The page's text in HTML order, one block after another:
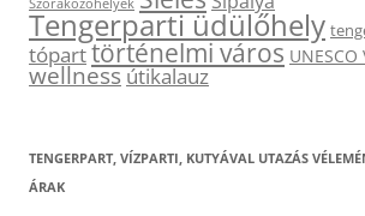
Szórakozóhelyek
Tengerparti üdülőhely
tóparttörténelmi város
wellnessútikalauz
TENGERPART, VÍZPARTI, KUTYÁVAL UTAZÁS
ÁRAK